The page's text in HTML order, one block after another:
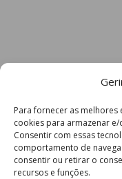
Para fornecer as
cookies para armazenar
Consentir com essas
comportamento de
consentir ou retirar o
recursos e funções.